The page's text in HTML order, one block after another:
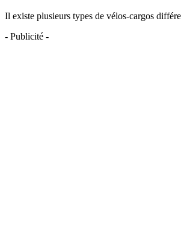
Il existe plusieurs types de vélos-cargos
- Publicité -